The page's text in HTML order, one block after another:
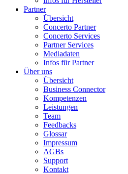
Partner
Übersicht
Concerto Partner
Concerto Services
Partner Services
Mediadaten
Infos für Partner
Über uns
Übersicht
Business Connector
Kompetenzen
Leistungen
Team
Feedbacks
Glossar
Impressum
AGBs
Support
Kontakt